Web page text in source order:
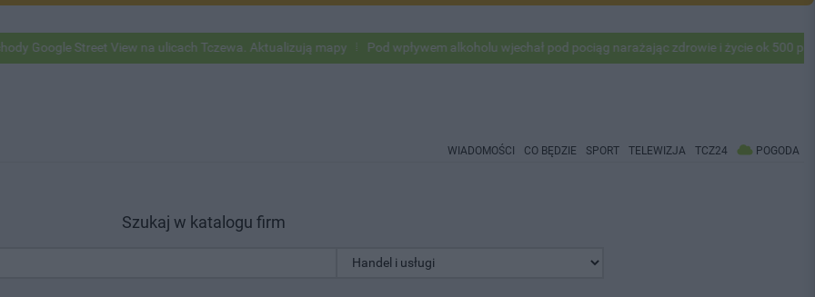
Street View na ulicach Tczewa. Aktualizują mapy Pod wpływem alkoholu wjechał pod pociąg narażając zdrowie i życie ok 500
WIADOMOŚCI CO BĘDZIE SPORT TELEWIZJA TCZ24 POGODA
Szukaj w katalogu firm